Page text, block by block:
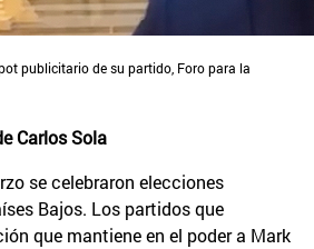
publicitario de su partido, Foro para la
Carlos Sola
se celebraron elecciones
Bajos. Los partidos que
que mantiene en el poder a Mark